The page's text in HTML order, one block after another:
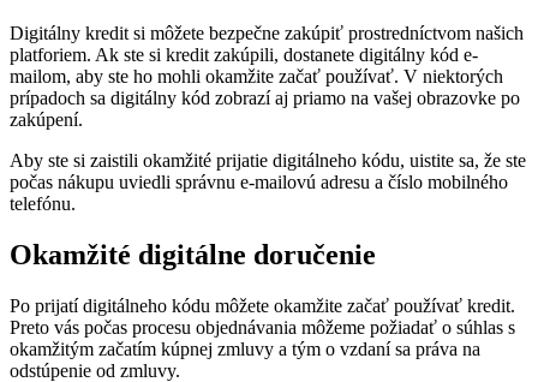
Digitálny kredit si môžete bezpečne zakúpiť prostredníctvom našich
platforiem. Ak ste si kredit zakúpili, dostanete digitálny kód e-
mailom, aby ste ho mohli okamžite začať používať. V niektorých
prípadoch sa digitálny kód zobrazí aj priamo na vašej obrazovke po
zakúpení.
Aby ste si zaistili okamžité prijatie digitálneho kódu, uistite sa, že ste
počas nákupu uviedli správnu e-mailovú adresu a číslo mobilného
telefónu.
Okamžité digitálne doručenie
Po prijatí digitálneho kódu môžete okamžite začať používať kredit.
Preto vás počas procesu objednávania môžeme požiadať o súhlas s
okamžitým začatím kúpnej zmluvy a tým o vzdaní sa práva na
odstúpenie od zmluvy.